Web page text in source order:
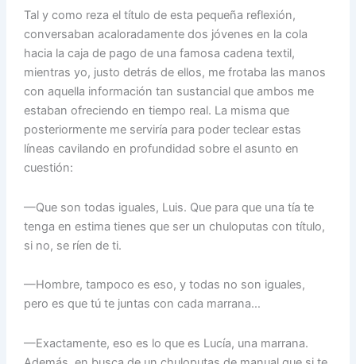
Tal y como reza el título de esta pequeña reflexión,
conversaban acaloradamente dos jóvenes en la cola
hacia la caja de pago de una famosa cadena textil,
mientras yo, justo detrás de ellos, me frotaba las manos
con aquella información tan sustancial que ambos me
estaban ofreciendo en tiempo real. La misma que
posteriormente me serviría para poder teclear estas
líneas cavilando en profundidad sobre el asunto en
cuestión:
—Que son todas iguales, Luis. Que para que una tía te
tenga en estima tienes que ser un chuloputas con título,
si no, se ríen de ti.
—Hombre, tampoco es eso, y todas no son iguales,
pero es que tú te juntas con cada marrana…
—Exactamente, eso es lo que es Lucía, una marrana.